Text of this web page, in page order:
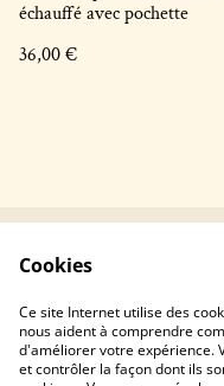
échauffé avec pochette
36,00 €
confidentialité
Cookies
Ce site Internet utilise des
nous aident à comprendre
d'améliorer votre expérience.
et contrôler la façon dont ils